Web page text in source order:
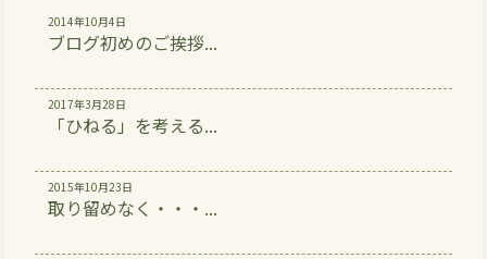
2014年10月4日
ブログ初めのご挨拶...
2017年3月28日
「ひねる」を考える...
2015年10月23日
取り留めなく・・・...